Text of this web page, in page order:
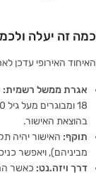
כמה זה יעלה
האיחוד האירופי עדכן
אגרת ממשל רשמית:
בהוצאת האישור.
תוקף: האישור יהיה
מביניהם), ויאפשר
דרך ויזה.נט: